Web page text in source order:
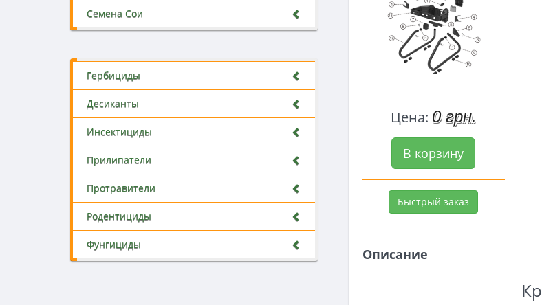
Семена Сои
Гербициды
Десиканты
Инсектициды
Прилипатели
Протравители
Родентициды
Фунгициды
Цена: 0 грн.
В корзину
Быстрый заказ
Описание